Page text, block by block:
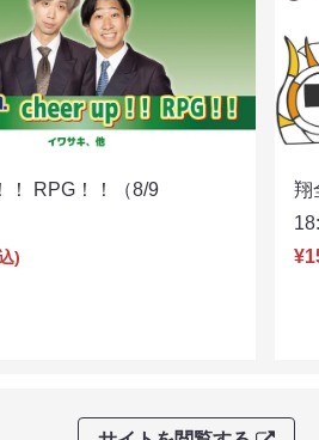
！ RPG！！（8/9
)
翔